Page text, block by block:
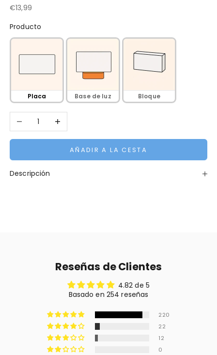
Precio de oferta
€13,99
Producto
Placa Base de luz Bloque
Reducir cantidadAumentar cantidad
AÑADIR A LA CESTA
Descripción
Reseñas de Clientes
4.82 de 5
Basado en 254 reseñas
220
22
12
0